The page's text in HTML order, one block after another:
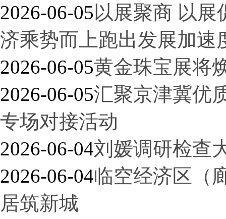
2026-06-05以展聚商 以
济乘势而上跑出发展加速
2026-06-05黄金珠宝展将
2026-06-05汇聚京津冀优
专场对接活动
2026-06-04刘媛调研检查
2026-06-04临空经济区（
居筑新城